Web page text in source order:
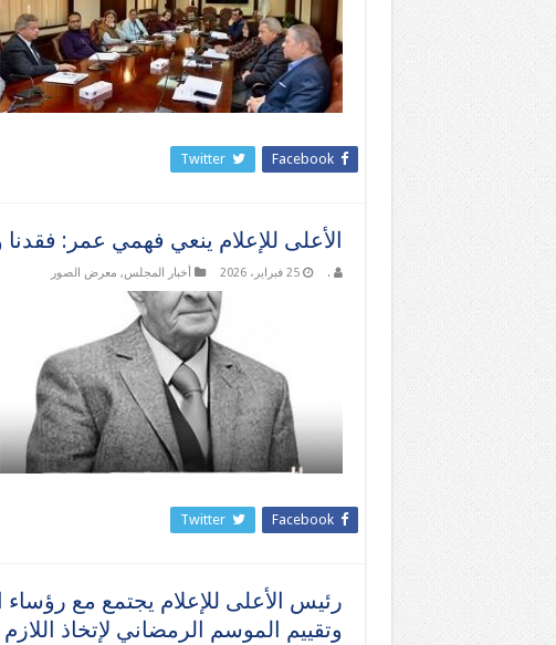
Facebook
Twitter
الأعلى للإعلام ينعي فهمي عمر: فقدنا
. 25 فبراير، 2026 أخبار المجلس, معرض الصور
Facebook
Twitter
رئيس الأعلى للإعلام يجتمع مع رؤساء
وتقييم الموسم الرمضاني لإتخاذ